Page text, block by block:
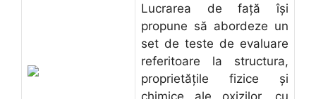
Lucrarea de faţă îşi
propune să abordeze un
set de teste de evaluare
referitoare la structura,
proprietăţile fizice şi